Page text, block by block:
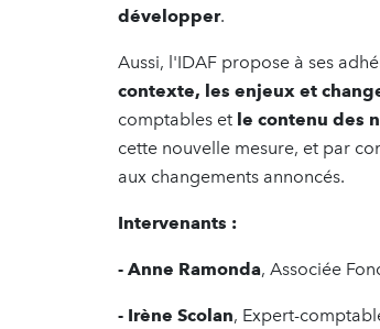
développer.
Aussi, l'IDAF propose à ses
contexte, les enjeux et
comptables et le contenu des
cette nouvelle mesure, et par
aux changements annoncés.
Intervenants :
- Anne Ramonda, Associée
- Irène Scolan, Expert-